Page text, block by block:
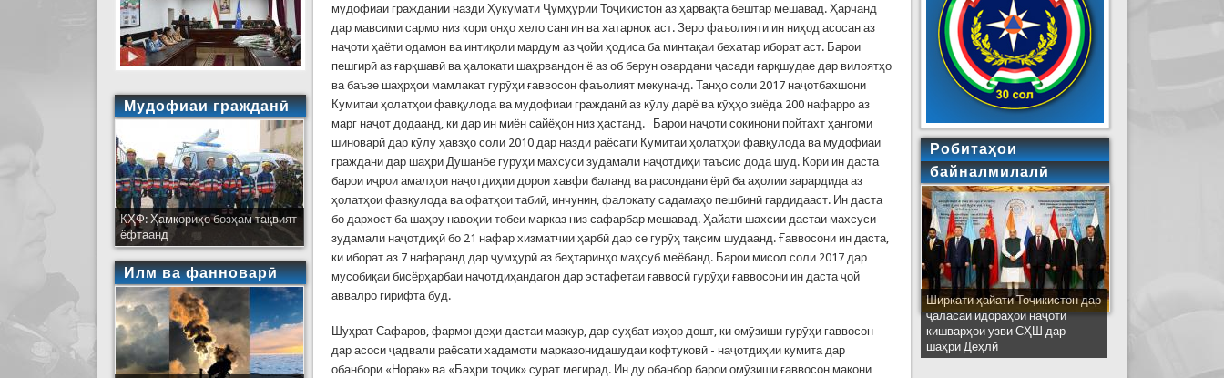
мудофиаи граждании назди Ҳукумати Ҷумҳурии Тоҷикистон аз ҳарвақта бештар мешавад. Ҳарчанд
дар мавсими сармо низ кори онҳо хело сангин ва хатарнок аст. Зеро фаъолияти ин ниҳод асосан аз
наҷоти ҳаёти одамон ва интиқоли мардум аз ҷойи ҳодиса ба минтақаи бехатар иборат аст. Барои
пешгирӣ аз ғарқшавӣ ва ҳалокати шаҳрвандон ё аз об берун овардани ҷасади ғарқшудае дар вилоятҳо
ва баъзе шаҳрҳои мамлакат гурӯҳи ғаввосон фаъолият мекунанд. Танҳо соли 2017 наҷотбахшони
Кумитаи ҳолатҳои фавқулода ва мудофиаи гражданӣ аз кӯлу дарё ва кӯҳҳо зиёда 200 нафарро аз
марг наҷот додаанд, ки дар ин миён сайёҳон низ ҳастанд. Барои наҷоти сокинони пойтахт ҳангоми
шиноварӣ дар кӯлу ҳавзҳо соли 2010 дар назди раёсати Кумитаи ҳолатҳои фавқулода ва мудофиаи
гражданӣ дар шаҳри Душанбе гурӯҳи махсуси зудамали наҷотдиҳӣ таъсис дода шуд. Кори ин даста
барои иҷрои амалҳои наҷотдиҳии дорои хавфи баланд ва расондани ёрӣ ба аҳолии зарардида аз
ҳолатҳои фавқулода ва офатҳои табиӣ, инчунин, фалокату садамаҳо пешбинӣ гардидааст. Ин даста
бо дархост ба шаҳру навоҳии тобеи марказ низ сафарбар мешавад. Ҳайати шахсии дастаи махсуси
зудамали наҷотдиҳӣ бо 21 нафар хизматчии ҳарбӣ дар се гурӯҳ тақсим шудаанд. Ғаввосони ин даста,
ки иборат аз 7 нафаранд дар ҷумҳурӣ аз беҳтаринҳо маҳсуб меёбанд. Барои мисол соли 2017 дар
мусобиқаи бисёрҳарбаи наҷотдиҳандагон дар эстафетаи ғаввосӣ гурӯҳи ғаввосони ин даста ҷой
аввалро гирифта буд.
Шуҳрат Сафаров, фармондеҳи дастаи мазкур, дар суҳбат изҳор дошт, ки омӯзиши гурӯҳи ғаввосон
дар асоси ҷадвали раёсати хадамоти марказонидашудаи кофтуковӣ - наҷотдиҳии кумита дар
обанбори «Норак» ва «Баҳри тоҷик» сурат мегирад. Ин ду обанбор барои омӯзиши ғаввосон макони
Мудофиаи гражданӣ
КҲФ: Ҳамкориҳо бозҳам тақвият
ёфтаанд
Илм ва фанноварӣ
Робитаҳои
байналмилалӣ
Ширкати ҳайати Тоҷикистон дар
ҷаласаи идораҳои наҷоти
кишварҳои узви СҲШ дар
шаҳри Деҳлӣ